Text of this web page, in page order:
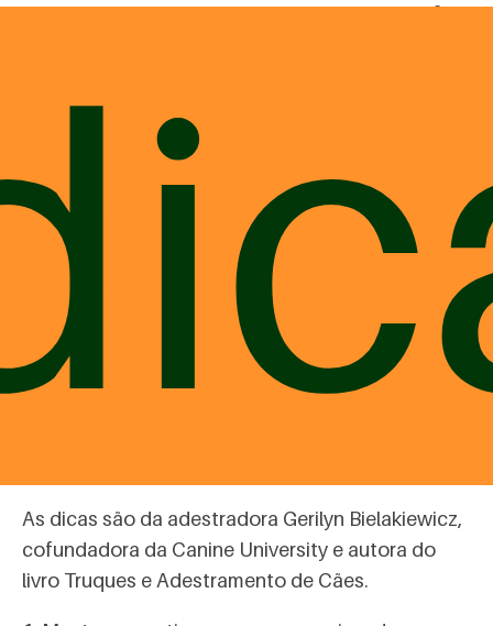
comida para o pet também. Assim ele poderá ficar
# 4 – DRIBLANDO o pulo nas visitas
Vai receber visitas em casa e o pet tá muito
animado? Pode ocorrer um ou outro pulo em uma
As dicas são da adestradora Gerilyn Bielakiewicz,
cofundadora da Canine University e autora do
livro Truques e Adestramento de Cães.